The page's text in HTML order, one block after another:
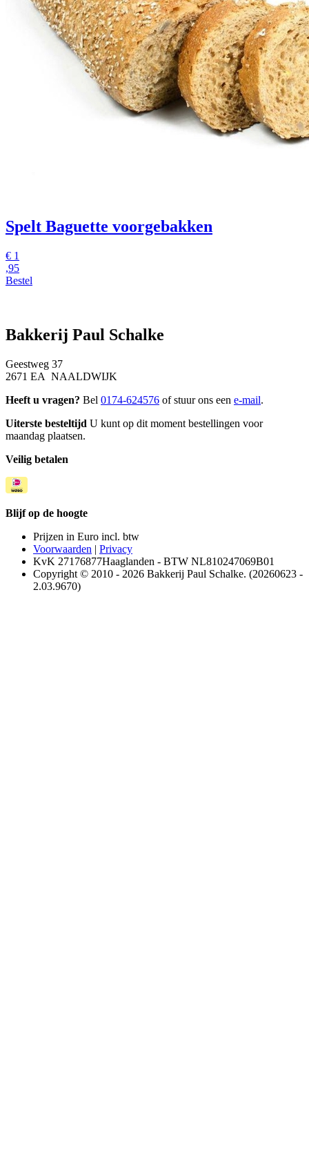
Spelt Baguette voorgebakken
€ 1
,95
Bestel
Bakkerij Paul Schalke
Geestweg 37
2671 EA NAALDWIJK
Heeft u vragen? Bel 0174-624576 of stuur ons een e-mail.
Uiterste besteltijd U kunt op dit moment bestellingen voor
maandag plaatsen.
Veilig betalen
Blijf op de hoogte
Prijzen in Euro incl. btw
Voorwaarden | Privacy
KvK 27176877Haaglanden - BTW NL810247069B01
Copyright © 2010 - 2026 Bakkerij Paul Schalke. (20260623 -
2.03.9670)